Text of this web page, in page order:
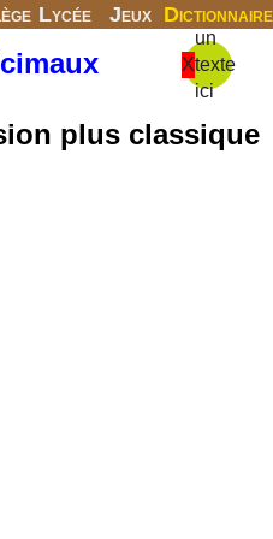
Lycée Jeux Dictionnaire
X
un
texte
ici
plus classique